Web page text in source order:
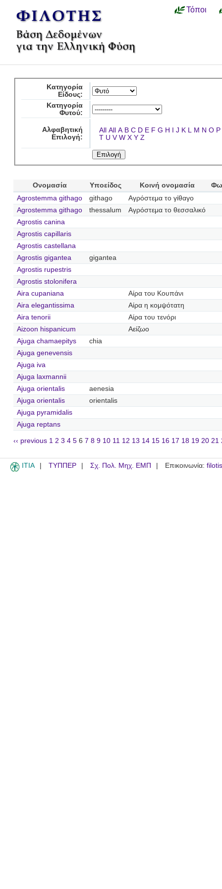
Τόποι
Κατηγορία
Είδους:
Κατηγορία
Φυτού:
Αλφαβητική
Επιλογή:
All All A B C D E F G H I J K L M N O P
T U V W X Y Z
Ονομασία Υποείδος Κοινή ονομασία
Agrostemma githago
githago
Αγρόστεμα το γίθαγο
Agrostemma githago
thessalum
Αγρόστεμα το θεσσαλικό
Agrostis canina
Agrostis capillaris
Agrostis castellana
Agrostis gigantea
gigantea
Agrostis rupestris
Agrostis stolonifera
Aira cupaniana
Αίρα του Κουπάνι
Aira elegantissima
Αίρα η κομψότατη
Aira tenorii
Αίρα του τενόρι
Aizoon hispanicum
Αείζωο
Ajuga chamaepitys
chia
Ajuga genevensis
Ajuga iva
Ajuga laxmannii
Ajuga orientalis
aenesia
Ajuga orientalis
orientalis
Ajuga pyramidalis
Ajuga reptans
‹‹ previous 1 2 3 4 5 6 7 8 9 10 11 12 13 14 15 16 17 18 19 20 21
ITIA ΤΥΠΠΕΡ Σχ. Πολ. Μηχ. ΕΜΠ Επικοινωνία: